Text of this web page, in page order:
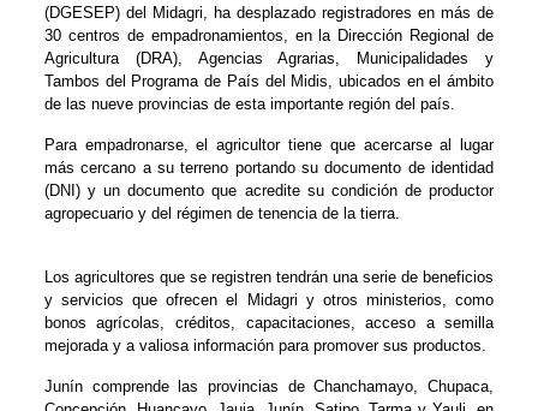
(DGESEP) del Midagri, ha desplazado registradores en más de
30 centros de empadronamientos, en la Dirección Regional de
Agricultura (DRA), Agencias Agrarias, Municipalidades y
Tambos del Programa de País del Midis, ubicados en el ámbito
de las nueve provincias de esta importante región del país.
Para empadronarse, el agricultor tiene que acercarse al lugar
más cercano a su terreno portando su documento de identidad
(DNI) y un documento que acredite su condición de productor
agropecuario y del régimen de tenencia de la tierra.
Los agricultores que se registren tendrán una serie de beneficios
y servicios que ofrecen el Midagri y otros ministerios, como
bonos agrícolas, créditos, capacitaciones, acceso a semilla
mejorada y a valiosa información para promover sus productos.
Junín comprende las provincias de Chanchamayo, Chupaca,